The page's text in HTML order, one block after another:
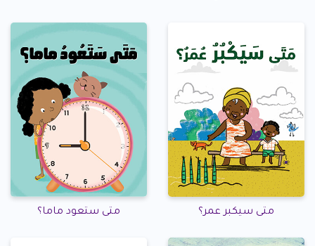
متى سيكبر عمر؟ متى ستعود ماما؟